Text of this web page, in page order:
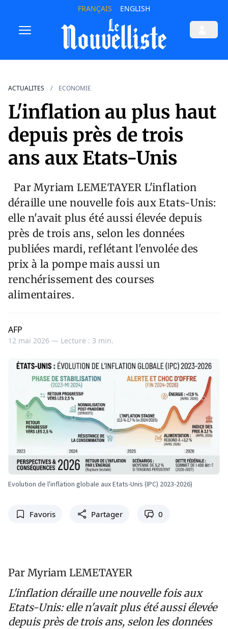
FRANÇAIS ENGLISH
ACTUALITES ECONOMIE
L'inflation au plus haut
depuis près de trois
ans aux Etats-Unis
Par Myriam LEMETAYER L'inflation
déraille une nouvelle fois aux Etats-Unis:
elle n'avait plus été aussi élevée depuis
près de trois ans, selon les données
publiées mardi, reflétant l'envolée des
prix à la pompe mais aussi un
renchérissement des courses
alimentaires.
AFP
12 mai 2026 — Lecture : 3 min.
Evolution de l'inflation globale aux Etats-Unis (IPC) 2023-2026)
Favoris Partager 0
Par Myriam LEMETAYER
L'inflation déraille une nouvelle fois aux
Etats-Unis: elle n'avait plus été aussi élevée
depuis près de trois ans, selon les données